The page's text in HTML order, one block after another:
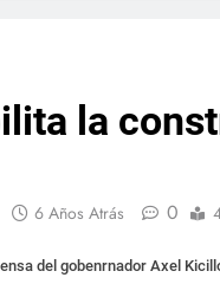
la
6 Años Atrás 0
del gobenrnador Axel